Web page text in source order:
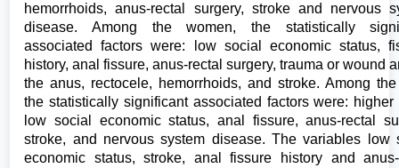
hemorrhoids, anus-rectal surgery, stroke and nervous
disease. Among the women, the statistically
associated factors were: low social economic status,
history, anal fissure, anus-rectal surgery, trauma or wound
the anus, rectocele, hemorrhoids, and stroke. Among
the statistically significant associated factors were: higher
low social economic status, anal fissure, anus-rectal
stroke, and nervous system disease. The variables low
economic status, stroke, anal fissure history and